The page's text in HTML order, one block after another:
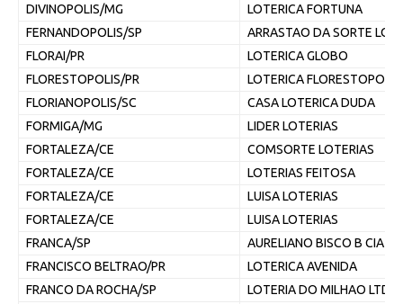
DIVINOPOLIS/MG
LOTERICA FORTUNA
FERNANDOPOLIS/SP
ARRASTAO DA SORTE
FLORAI/PR
LOTERICA GLOBO
FLORESTOPOLIS/PR
LOTERICA FLORESTOPOLIS
FLORIANOPOLIS/SC
CASA LOTERICA DUDA
FORMIGA/MG
LIDER LOTERIAS
FORTALEZA/CE
COMSORTE LOTERIAS
FORTALEZA/CE
LOTERIAS FEITOSA
FORTALEZA/CE
LUISA LOTERIAS
FORTALEZA/CE
LUISA LOTERIAS
FRANCA/SP
AURELIANO BISCO B CIA
FRANCISCO BELTRAO/PR
LOTERICA AVENIDA
FRANCO DA ROCHA/SP
LOTERIA DO MILHAO LTDA